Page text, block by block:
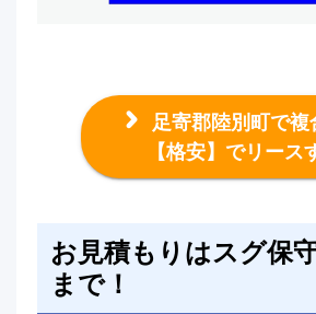
足寄郡陸別町で複
【格安】でリース
お見積もりはスグ保
まで！